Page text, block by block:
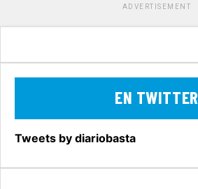
ADVERTISEMENT
EN TWITTER
Tweets by diariobasta